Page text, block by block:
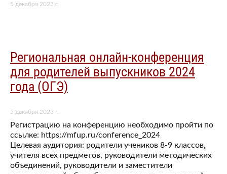
5 декабря 2023 г.
Региональная онлайн-конференция
для родителей выпускников 2024
года (ОГЭ)
5 декабря 2023 г.
Регистрацию на конференцию необходимо пройти по
ссылке: https://mfup.ru/conference_2024
Целевая аудитория: родители учеников 8-9 классов,
учителя всех предметов, руководители методических
объединений, руководители и заместители